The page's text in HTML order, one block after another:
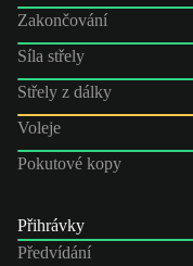
Zakončování
Síla střely
Střely z dálky
Voleje
Pokutové kopy
Přihrávky
Předvídání